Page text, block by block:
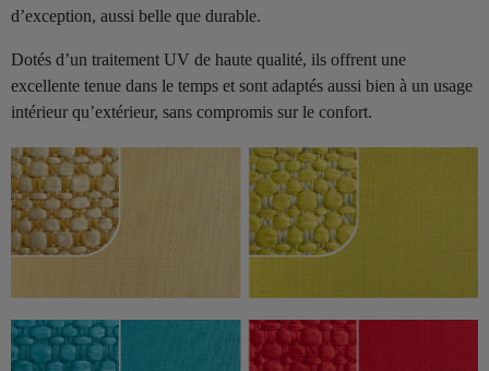
d’exception, aussi belle que durable.
Dotés d’un traitement UV de haute qualité, ils offrent une
excellente tenue dans le temps et sont adaptés aussi bien à un usage
intérieur qu’extérieur, sans compromis sur le confort.